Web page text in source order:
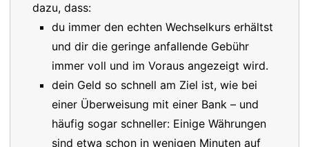
dazu, dass:
du immer den echten Wechselkurs erhältst
und dir die geringe anfallende Gebühr
immer voll und im Voraus angezeigt wird.
dein Geld so schnell am Ziel ist, wie bei
einer Überweisung mit einer Bank – und
häufig sogar schneller: Einige Währungen
sind etwa schon in wenigen Minuten auf